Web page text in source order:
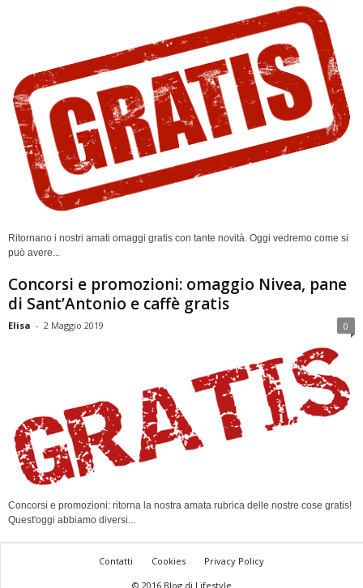
Ritornano i nostri amati omaggi gratis con tante novità. Oggi vedremo come si
può avere...
Concorsi e promozioni: omaggio Nivea, pane
di Sant’Antonio e caffè gratis
Elisa - 2 Maggio 2019 0
Concorsi e promozioni: ritorna la nostra amata rubrica delle nostre cose gratis!
Quest'oggi abbiamo diversi...
Contatti Cookies
Privacy Policy
© 2016 Blog di Lifestyle